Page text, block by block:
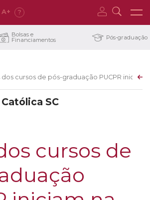
A+ ?
Bolsas e
Financiamentos Pós-graduação
dos cursos de pós-graduação PUCPR iniciam
SC
cursos de